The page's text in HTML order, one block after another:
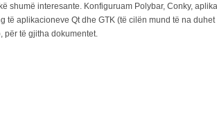
shumë interesante. Konfiguruam Polybar, Conky,
të aplikacioneve Qt dhe GTK (të cilën mund të na duhet
të gjitha dokumentet.